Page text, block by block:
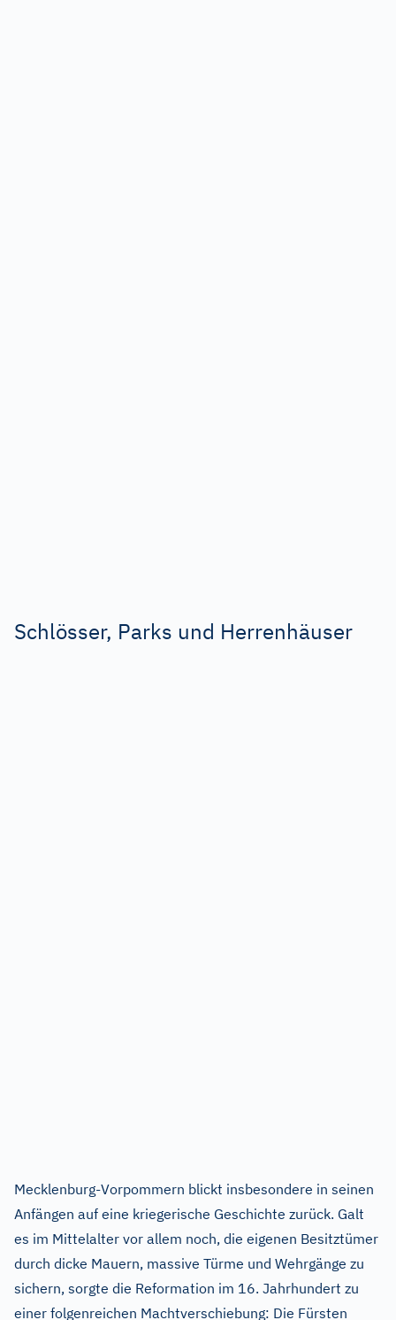
Schlösser, Parks und Herrenhäuser
Mecklenburg-Vorpommern blickt insbesondere in seinen
Anfängen auf eine kriegerische Geschichte zurück. Galt
es im Mittelalter vor allem noch, die eigenen Besitztümer
durch dicke Mauern, massive Türme und Wehrgänge zu
sichern, sorgte die Reformation im 16. Jahrhundert zu
einer folgenreichen Machtverschiebung: Die Fürsten